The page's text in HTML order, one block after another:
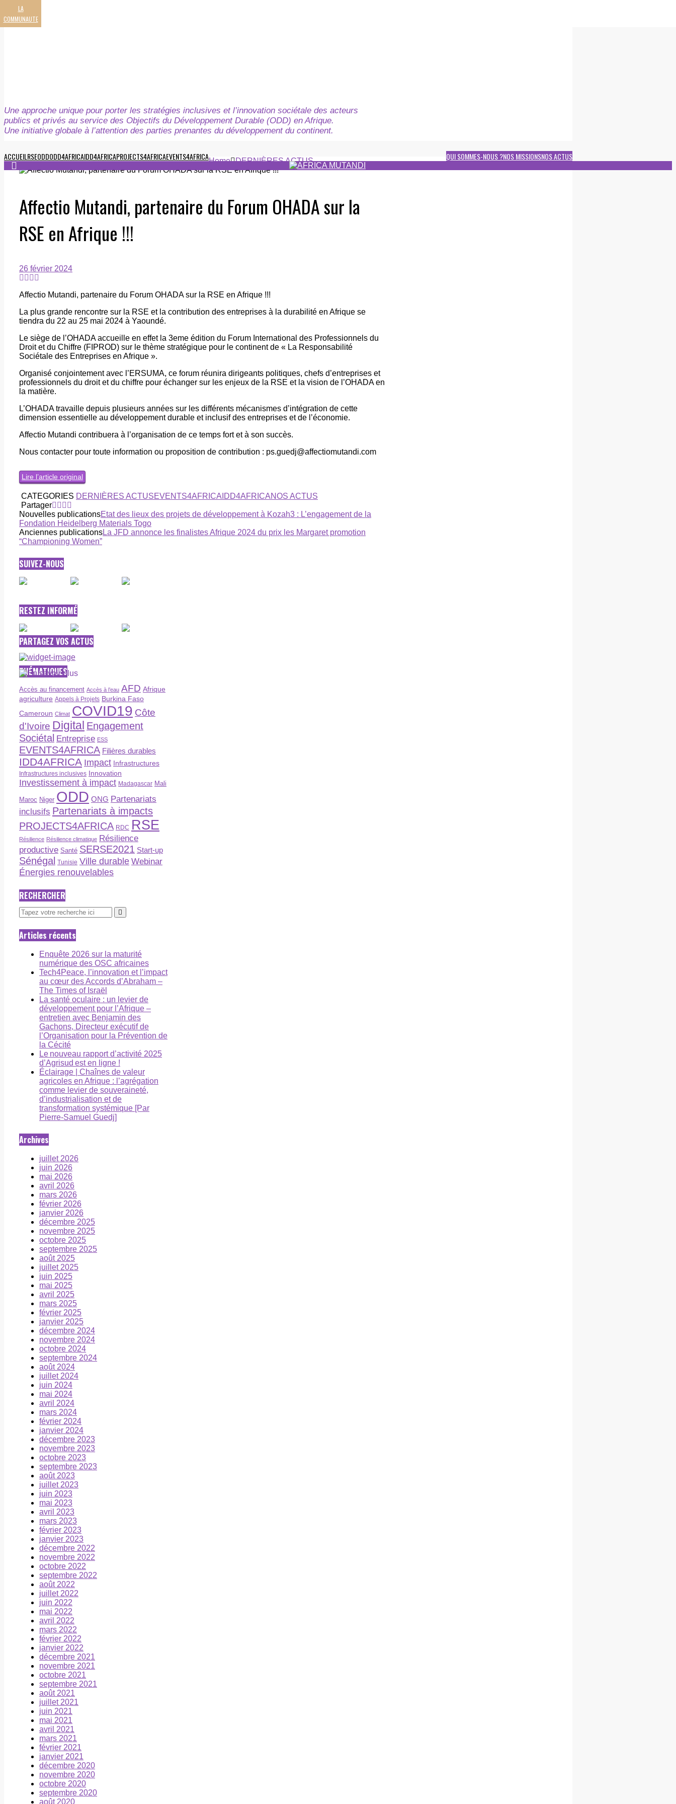
LA
COMMUNAUTE
Une approche unique pour porter les stratégies inclusives et l’innovation sociétale des acteurs
publics et privés au service des Objectifs du Développement Durable (ODD) en Afrique.
Une initiative globale à l’attention des parties prenantes du développement du continent.
ACCUEILRSEODDODD4AFRICAIDD4AFRICAPROJECTS4AFRICAEVENTS4AFRICA NOS ACTUS
NOS MISSIONS
QUI SOMMES-NOUS ?
Home DERNIÈRES ACTUS
Affectio Mutandi, partenaire du Forum OHADA sur la
RSE en Afrique !!!
26 février 2024
Affectio Mutandi, partenaire du Forum OHADA sur la RSE en Afrique !!!
La plus grande rencontre sur la RSE et la contribution des entreprises à la durabilité en Afrique se
tiendra du 22 au 25 mai 2024 à Yaoundé.
Le siège de l’OHADA accueille en effet la 3eme édition du Forum International des Professionnels du
Droit et du Chiffre (FIPROD) sur le thème stratégique pour le continent de « La Responsabilité
Sociétale des Entreprises en Afrique ».
Organisé conjointement avec l’ERSUMA, ce forum réunira dirigeants politiques, chefs d’entreprises et
professionnels du droit et du chiffre pour échanger sur les enjeux de la RSE et la vision de l’OHADA en
la matière.
L’OHADA travaille depuis plusieurs années sur les différents mécanismes d’intégration de cette
dimension essentielle au développement durable et inclusif des entreprises et de l’économie.
Affectio Mutandi contribuera à l’organisation de ce temps fort et à son succès.
Nous contacter pour toute information ou proposition de contribution : ps.guedj@affectiomutandi.com
Lire l’article original
CATEGORIES DERNIÈRES ACTUSEVENTS4AFRICA IDD4AFRICANOS ACTUS
Partager
Nouvelles publicationsEtat des lieux des projets de développement à Kozah3 : L’engagement de la
Fondation Heidelberg Materials Togo
Anciennes publicationsLa JFD annonce les finalistes Afrique 2024 du prix les Margaret promotion
“Championing Women”
SUIVEZ-NOUS
RESTEZ INFORMÉ
PARTAGEZ VOS ACTUS
THÉMATIQUES
Accès au financement Accès à l’eau AFD Afrique
agriculture Appels à Projets Burkina Faso
Cameroun Climat COVID19 Côte
d'Ivoire Digital Engagement
Sociétal Entreprise ESS
EVENTS4AFRICA Filières durables
IDD4AFRICA Impact Infrastructures
Infrastructures inclusives Innovation
Investissement à impact Madagascar Mali
Maroc Niger ODD ONG Partenariats
inclusifs Partenariats à impacts
PROJECTS4AFRICA RDC RSE
Résilience Résilience climatique Résilience
productive Santé SERSE2021 Start-up
Sénégal Tunisie Ville durable Webinar
Énergies renouvelables
RECHERCHER
Articles récents
Enquête 2026 sur la maturité
numérique des OSC africaines
Tech4Peace, l’innovation et l’impact
au cœur des Accords d’Abraham –
The Times of Israël
La santé oculaire : un levier de
développement pour l’Afrique –
entretien avec Benjamin des
Gachons, Directeur exécutif de
l’Organisation pour la Prévention de
la Cécité
Le nouveau rapport d’activité 2025
d’Agrisud est en ligne !
Éclairage | Chaînes de valeur
agricoles en Afrique : l’agrégation
comme levier de souveraineté,
d’industrialisation et de
transformation systémique [Par
Pierre-Samuel Guedj]
Archives
juillet 2026
juin 2026
mai 2026
avril 2026
mars 2026
février 2026
janvier 2026
décembre 2025
novembre 2025
octobre 2025
septembre 2025
août 2025
juillet 2025
juin 2025
mai 2025
avril 2025
mars 2025
février 2025
janvier 2025
décembre 2024
novembre 2024
octobre 2024
septembre 2024
août 2024
juillet 2024
juin 2024
mai 2024
avril 2024
mars 2024
février 2024
janvier 2024
décembre 2023
novembre 2023
octobre 2023
septembre 2023
août 2023
juillet 2023
juin 2023
mai 2023
avril 2023
mars 2023
février 2023
janvier 2023
décembre 2022
novembre 2022
octobre 2022
septembre 2022
août 2022
juillet 2022
juin 2022
mai 2022
avril 2022
mars 2022
février 2022
janvier 2022
décembre 2021
novembre 2021
octobre 2021
septembre 2021
août 2021
juillet 2021
juin 2021
mai 2021
avril 2021
mars 2021
février 2021
janvier 2021
décembre 2020
novembre 2020
octobre 2020
septembre 2020
août 2020